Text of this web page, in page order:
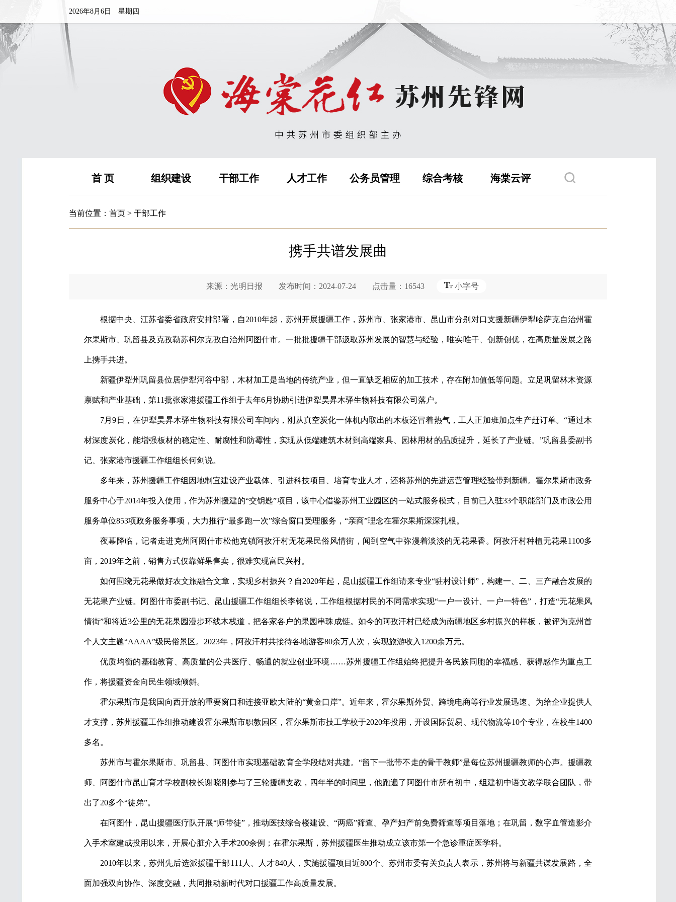
2026年8月6日 星期四
首 页 组织建设 干部工作 人才工作 公务员管理 综合考核 海棠云评
当前位置： 首页 > 干部工作
携手共谱发展曲
来源：光明日报 发布时间：2024-07-24 点击量：16543 小字号
根据中央、江苏省委省政府安排部署，自2010年起，苏州开展援疆工作，苏州市、张家港市、昆山市分别对口支援新疆伊犁哈萨克自治州霍
尔果斯市、巩留县及克孜勒苏柯尔克孜自治州阿图什市。一批批援疆干部汲取苏州发展的智慧与经验，唯实唯干、创新创优，在高质量发展之路
上携手共进。
新疆伊犁州巩留县位居伊犁河谷中部，木材加工是当地的传统产业，但一直缺乏相应的加工技术，存在附加值低等问题。立足巩留林木资源
禀赋和产业基础，第11批张家港援疆工作组于去年6月协助引进伊犁昊昇木驿生物科技有限公司落户。
7月9日，在伊犁昊昇木驿生物科技有限公司车间内，刚从真空炭化一体机内取出的木板还冒着热气，工人正加班加点生产赶订单。“通过木
材深度炭化，能增强板材的稳定性、耐腐性和防霉性，实现从低端建筑木材到高端家具、园林用材的品质提升，延长了产业链。”巩留县委副书
记、张家港市援疆工作组组长何剑说。
多年来，苏州援疆工作组因地制宜建设产业载体、引进科技项目、培育专业人才，还将苏州的先进运营管理经验带到新疆。霍尔果斯市政务
服务中心于2014年投入使用，作为苏州援建的“交钥匙”项目，该中心借鉴苏州工业园区的一站式服务模式，目前已入驻33个职能部门及市政公用
服务单位853项政务服务事项，大力推行“最多跑一次”综合窗口受理服务，“亲商”理念在霍尔果斯深深扎根。
夜幕降临，记者走进克州阿图什市松他克镇阿孜汗村无花果民俗风情街，闻到空气中弥漫着淡淡的无花果香。阿孜汗村种植无花果1100多
亩，2019年之前，销售方式仅靠鲜果售卖，很难实现富民兴村。
如何围绕无花果做好农文旅融合文章，实现乡村振兴？自2020年起，昆山援疆工作组请来专业“驻村设计师”，构建一、二、三产融合发展的
无花果产业链。阿图什市委副书记、昆山援疆工作组组长李铭说，工作组根据村民的不同需求实现“一户一设计、一户一特色”，打造“无花果风
情街”和将近3公里的无花果园漫步环线木栈道，把各家各户的果园串珠成链。如今的阿孜汗村已经成为南疆地区乡村振兴的样板，被评为克州首
个人文主题“AAAA”级民俗景区。2023年，阿孜汗村共接待各地游客80余万人次，实现旅游收入1200余万元。
优质均衡的基础教育、高质量的公共医疗、畅通的就业创业环境……苏州援疆工作组始终把提升各民族同胞的幸福感、获得感作为重点工
作，将援疆资金向民生领域倾斜。
霍尔果斯市是我国向西开放的重要窗口和连接亚欧大陆的“黄金口岸”。近年来，霍尔果斯外贸、跨境电商等行业发展迅速。为给企业提供人
才支撑，苏州援疆工作组推动建设霍尔果斯市职教园区，霍尔果斯市技工学校于2020年投用，开设国际贸易、现代物流等10个专业，在校生1400
多名。
苏州市与霍尔果斯市、巩留县、阿图什市实现基础教育全学段结对共建。“留下一批带不走的骨干教师”是每位苏州援疆教师的心声。援疆教
师、阿图什市昆山育才学校副校长谢晓刚参与了三轮援疆支教，四年半的时间里，他跑遍了阿图什市所有初中，组建初中语文教学联合团队，带
出了20多个“徒弟”。
在阿图什，昆山援疆医疗队开展“师带徒”，推动医技综合楼建设、“两癌”筛查、孕产妇产前免费筛查等项目落地；在巩留，数字血管造影介
入手术室建成投用以来，开展心脏介入手术200余例；在霍尔果斯，苏州援疆医生推动成立该市第一个急诊重症医学科。
2010年以来，苏州先后选派援疆干部111人、人才840人，实施援疆项目近800个。苏州市委有关负责人表示，苏州将与新疆共谋发展路，全
面加强双向协作、深度交融，共同推动新时代对口援疆工作高质量发展。